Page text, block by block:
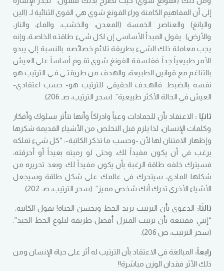
إلى أن المفاهيم الكامنة وراء الفونغ شوي هي القوى الثنائية لـ (الين
واليانغ) والعناصر الخمسة (المعدن، والخشب، والماء، والنار،
والأرض) . يقول المبدأ الأساسي إن لكل شيء طاقتـه الخاصـة، وإنه
يجب معاملة ذلك الشيء بطريقة تلائم خصائصه. بالنسبة إلي، يبدو
الأمر طبيعياً جداً. ففلسفة الفونغ شوي تقـوم أساساً على العيش
بالتناغم مع قوانين الطبيعة، والهدف من طريقتـي فـي الترتيب هو
نفسه بالضبط. فالهـدف الحقيقي للترتيب هو- حسب اعتقادي-
العيش في الحالة الأكثر طبيعية”. (سحر الترتيب، صـ 206).
ثانيًا : الاعتقاد بأن للجمادات وعياً وادراكاً وأنها تتأثر بسلوك وأفكار
وكلمات الإنسان، لذا يلزم قبل التخلص من الأشياء القديمة شكرها
وإظهار الامتنان لها لأن -وحسب ما تذكر الكاتبة-: “كل شيء تملكه
يرغب في أن يكون مفيداً لك، وحتى لو رميته بعيداً أو أحرقته،
فسيترك خلفه طاقة الرغبة بأن يكون مفيداً لك. وبعد تحريره من
شكلها المادي، سيتحرك في عالمك على شكل طاقة وسيجعل
الأشياء الأخرى تدرك أنك شخص مميز”. (سحر الترتيب، صـ 202).
ثالثًا: الدعوى بأن الترتيب يزيد الحظ ويحسن الحياة! تقول الكاتبة:
“إنني مقتنعة بأن ترتيب المنزل أفضل طريقة لبلوغ الحظ الجيد”.
(سحر الترتيب، ص 206).
رابعاً: المبالغة في الاعتقاد بأن الترتيب له أثر على حياة الإنسان ومن
ذلك الأثر فقدان الوزن مباشرة!!